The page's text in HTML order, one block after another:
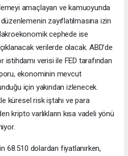
amaçlayan ve kamuoyunda
zayıflatılmasına izin
cephede ise
verilerde olacak. ABD’de
istihdamı verisi ile FED tarafından
ekonominin mevcut
için yakından izlenecek.
küresel risk iştahı ve para
kripto varlıkların kısa vadeli yönü
68.510 dolardan fiyatlanırken,